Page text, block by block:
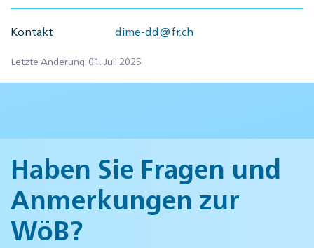
Kontakt dime-dd@fr.ch
Letzte Änderung: 01. Juli 2025
Haben Sie Fragen und
Anmerkungen zur
WöB?